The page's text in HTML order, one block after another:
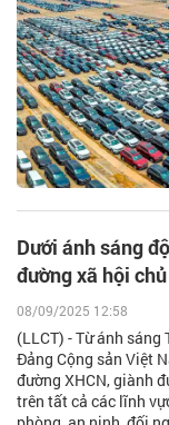
Dưới ánh sáng
đường xã hội
08/09/2025 12:58
(LLCT) - Từ ánh
Đảng Cộng sản Việt
đường XHCN, giành
trên tất cả các lĩnh